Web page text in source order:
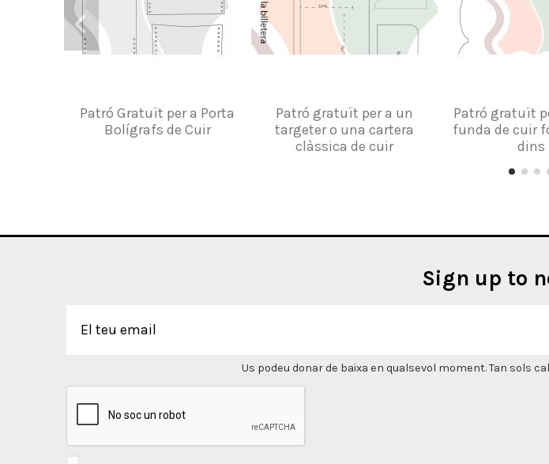
Patró Gratuït per a Porta
Bolígrafs de Cuir
Patró gratuït per a un
targeter o una cartera
clàssica de cuir
Patró gratuït
funda de cuir
dins
Sign up to
Us podeu donar de baixa en qualsevol moment. Tan sols